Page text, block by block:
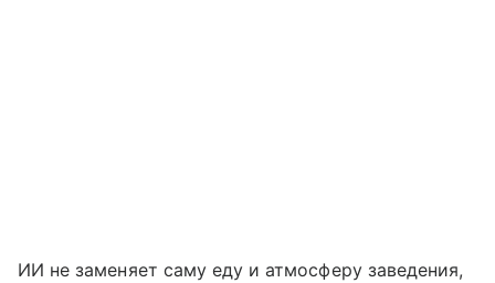
ИИ не заменяет саму еду и атмосферу заведения,